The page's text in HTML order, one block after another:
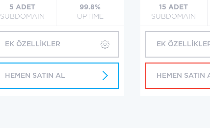
5 ADET
SUBDOMAIN
99.8%
UPTİME
EK ÖZELLİKLER
HEMEN SATIN AL
15 ADET
SUBDOMAIN
EK
HEMEN SATIN